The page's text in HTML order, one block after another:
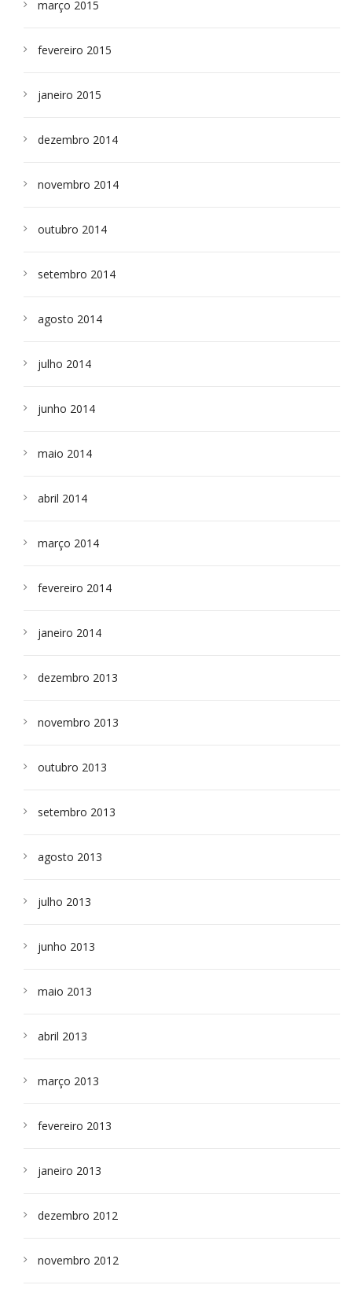
março 2015
fevereiro 2015
janeiro 2015
dezembro 2014
novembro 2014
outubro 2014
setembro 2014
agosto 2014
julho 2014
junho 2014
maio 2014
abril 2014
março 2014
fevereiro 2014
janeiro 2014
dezembro 2013
novembro 2013
outubro 2013
setembro 2013
agosto 2013
julho 2013
junho 2013
maio 2013
abril 2013
março 2013
fevereiro 2013
janeiro 2013
dezembro 2012
novembro 2012